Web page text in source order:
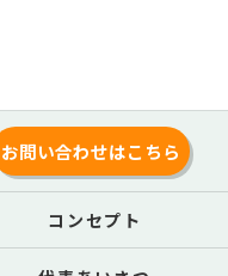
お問い合わせはこちら
コンセプト